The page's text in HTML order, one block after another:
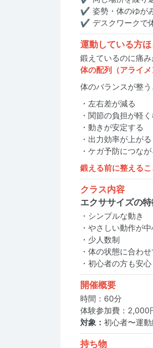
✔ 姿勢・体のゆが
✔ デスクワークで
運動している方
鍛えているのに痛み
体の配列（アライ
体のバランスが整う
・左右差が減る
・関節の負担が軽
・動きが安定する
・出力効率が上がる
・ケガ予防につなが
鍛える前に整える
クラス内容
エクササイズの
・シンプルな動き
・やさしい動作が
・少人数制
・体の状態に合わ
・初心者の方も安心
開催概要
時間：60分
体験参加費：2,000
対象： 初心者〜運
持ち物